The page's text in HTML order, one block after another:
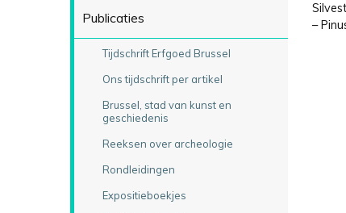
Publicaties
Tijdschrift Erfgoed Brussel
Ons tijdschrift per artikel
Brussel, stad van kunst en
geschiedenis
Reeksen over archeologie
Rondleidingen
Expositieboekjes
–